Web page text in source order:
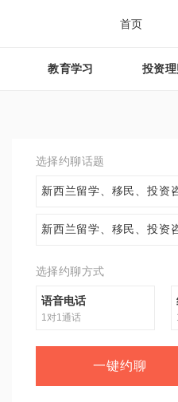
首页
教育学习 投资
选择约聊话题
新西兰留学、移民、投资
新西兰留学、移民、投资
选择约聊方式
语音电话
1对1通话
一键约聊